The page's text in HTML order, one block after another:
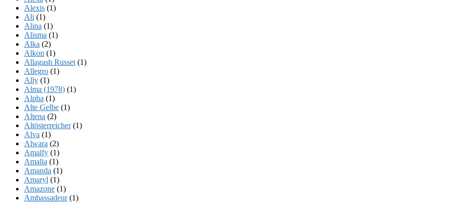
Alexis (1)
Ali (1)
Alina (1)
Alisma (1)
Alka (2)
Alkon (1)
Allagash Russet (1)
Allegro (1)
Ally (1)
Alma (1978) (1)
Alpha (1)
Alte Gelbe (1)
Altena (2)
Altösterreicher(1)
Alva (1)
Alwara (2)
Amalfy (1)
Amalia (1)
Amanda (1)
Amaryl (1)
Amazone (1)
Ambassadeur(1)